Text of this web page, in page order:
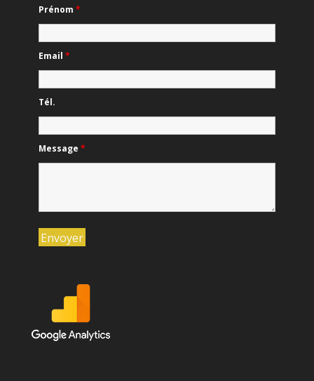
Prénom *
Email *
Tél.
Message *